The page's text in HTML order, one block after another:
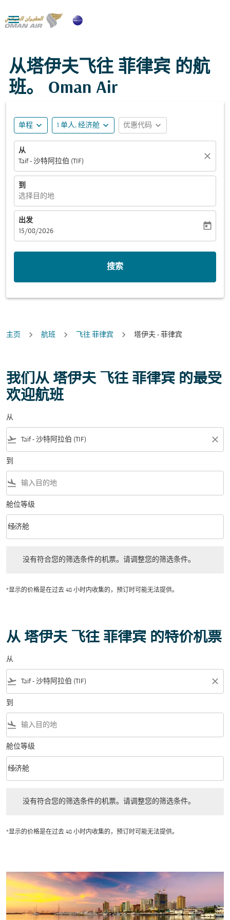

从塔伊夫飞往 菲律宾 的航
班。 Oman Air
单程 expand_more 1 单人, 经济舱 expand_more 优惠代码 expand_more
从
Taif - 沙特阿拉伯 (TIF)
close
到
选择目的地
出发
fc-booking-departure-date-aria-label
15/08/2026
today
搜索
主页 航班 飞往 菲律宾 塔伊夫 - 菲律宾
我们从 塔伊夫 飞往 菲律宾 的最受
欢迎航班
从
flight_takeoff close
到
flight_land
舱位等级
舱位等级 option 经济舱 Selected
经济舱
keyboard_arrow_down
没有符合您的筛选条件的机票。请调整您的筛选条件。
*显示的价格是在过去 48 小时内收集的，预订时可能无法提供。
从 塔伊夫 飞往 菲律宾 的特价机票
从
flight_takeoff close
到
flight_land
舱位等级
舱位等级 option 经济舱 Selected
经济舱
keyboard_arrow_down
没有符合您的筛选条件的机票。请调整您的筛选条件。
*显示的价格是在过去 48 小时内收集的，预订时可能无法提供。